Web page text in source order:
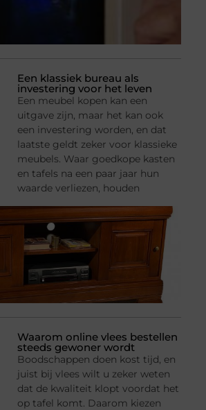
Een klassiek bureau als
investering voor het leven
Een meubel kopen kan een
uitgave zijn, maar het kan ook
een investering worden, en dat
laatste geldt zeker voor klassieke
meubels. Waar goedkope kasten
en tafels na een paar jaar hun
waarde verliezen, houden
Waarom online vlees bestellen
steeds gewoner wordt
Boodschappen doen kost tijd, en
juist bij vlees wilt u zeker weten
dat de kwaliteit klopt voordat het
op tafel komt. Daarom kiezen